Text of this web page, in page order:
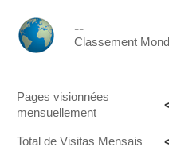
--
Classement
Pages visionnées
mensuellement
Total de Visitas Mensais